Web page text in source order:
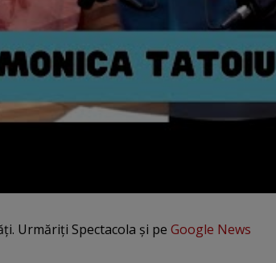
Urmăriți Spectacola și pe Google News